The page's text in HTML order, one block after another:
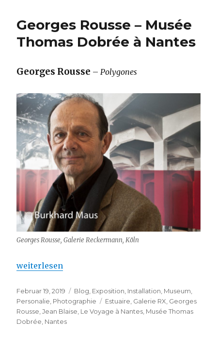
Georges Rousse – Musée
Thomas Dobrée à Nantes
Georges Rousse –Polygones
Georges Rousse, Galerie Reckermann, Köln
„Georges Rousse – Musée Thomas Dobrée à
weiterlesen
Veröffentlicht
am
Februar 19, 2019 Kategorien
Blog Exposition Installation Museum
Personalie Photographie Schlagwörter
Estuaire Galerie RX Georges
Rousse ,Jean Blaise Le Voyage à Nantes Musée Thomas
Dobrée Nantes